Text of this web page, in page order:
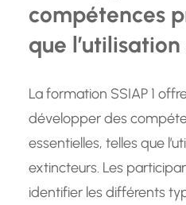
compétences
que
La formation SSIAP 1
développer des
essentielles, telles que
extincteurs. Les
identifier les différents